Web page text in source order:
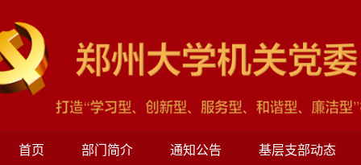
首页 部门简介 通知公告 基层支部动态